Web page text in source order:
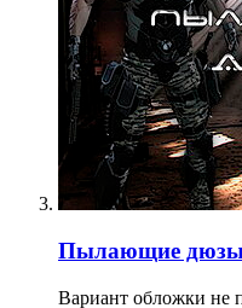
Пылающие
Вариант обложки не